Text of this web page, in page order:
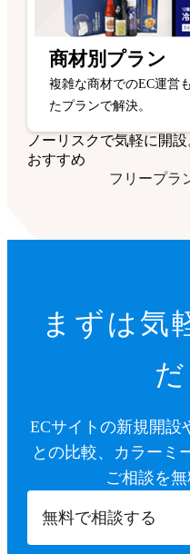
商材別プラン
複雑な商材でのEC運営
たプランで解決。
ノーリスクで気軽に開
おすすめ
フリープラ
まずは気
ECサイトの新規開設
との比較、カラーミ
ご相談を無
無料で相談する